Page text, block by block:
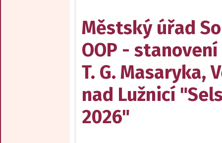
Městský úřad
OOP -
T. G. Masaryka,
nad Lužnicí
2026"